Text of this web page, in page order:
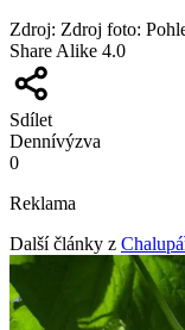
Zdroj: Zdroj foto:
Share Alike 4.0
Sdílet
Dennívýzva
0
Reklama
Další články z